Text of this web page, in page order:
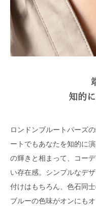
知的
ロンドンブルートパーズ
ートでもあなたを知的に
の輝きと相まって、コー
い存在感。シンプルなデ
付けはもちろん、色石同
ブルーの色味がオンにも